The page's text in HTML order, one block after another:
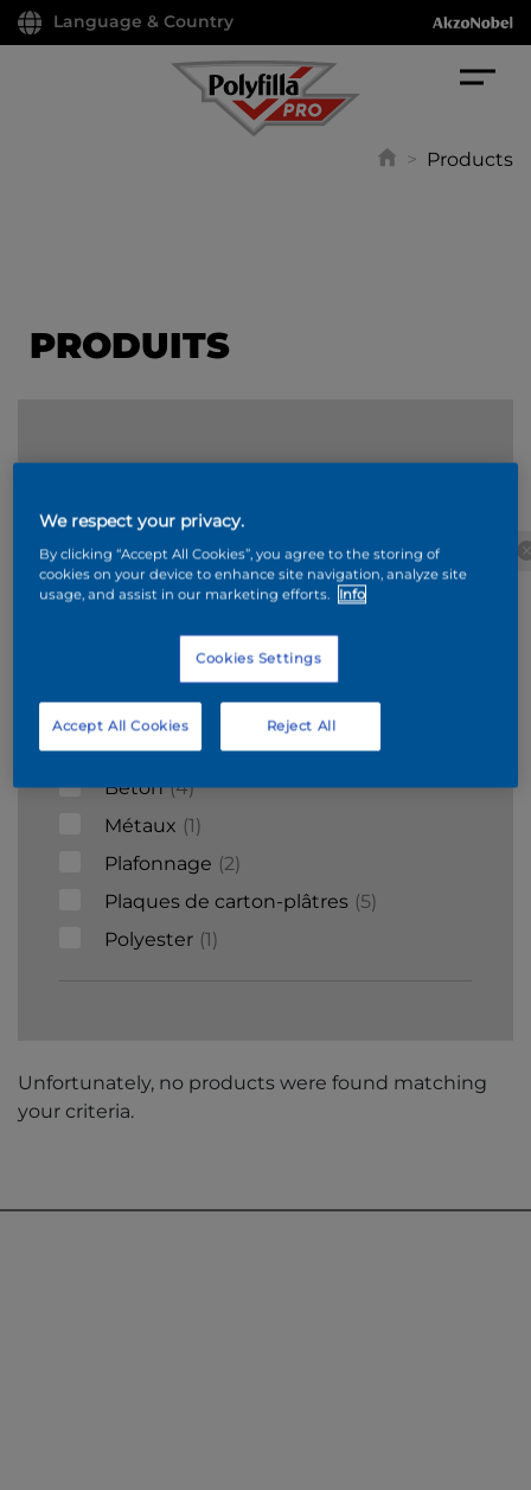
Language & Country
> Products
PRODUITS
Béton
cellulaire
Wood ciment
Briques 6
Béton 4
Métaux 1
Plafonnage
2
Plaques de carton-plâtres 5
Polyester 1
Unfortunately, no products were found matching
your criteria.
We respect your privacy.
By clicking “Accept All Cookies”, you agree to the storing of
cookies on your device to enhance site navigation, analyze site
usage, and assist in our marketing efforts.
Info
Cookies Settings
Reject All
Accept All Cookies